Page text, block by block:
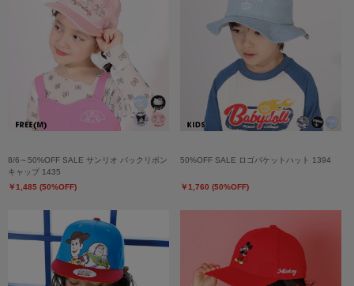
8/6～50%OFF SALE サンリオ バックリボン
キャップ 1435
￥1,485 (50%OFF)
50%OFF SALE ロゴバケットハット 1394
￥1,760 (50%OFF)